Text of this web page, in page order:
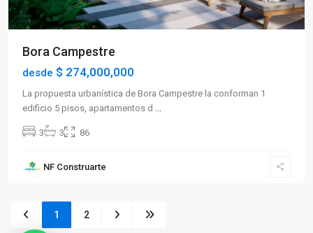
Bora Campestre
desde $ 274,000,000
La propuesta urbanística de Bora Campestre la conforman 1
edificio 5 pisos, apartamentos d
3 3 86
NF Construarte
1 2